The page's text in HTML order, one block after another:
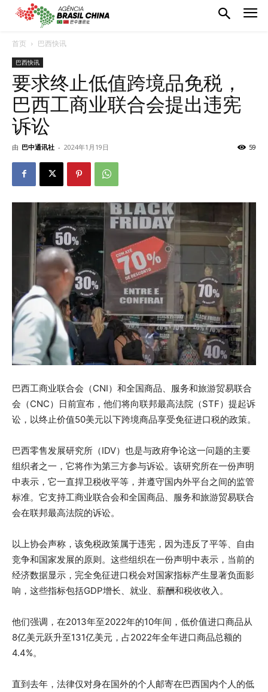
首页 巴西快讯
巴西快讯
要求终止低值跨境品免税，
巴西工商业联合会提出违宪
诉讼
由 巴中通讯社 - 2024年1月19日 59
巴西工商业联合会（CNI）和全国商品、服务和旅游贸易联合
会（CNC）日前宣布，他们将向联邦最高法院（STF）提起诉
讼，以终止价值50美元以下跨境商品享受免征进口税的政策。
巴西零售发展研究所（IDV）也是与政府争论这一问题的主要
组织者之一，它将作为第三方参与诉讼。该研究所在一份声明
中表示，它一直捍卫税收平等，并遵守国内外平台之间的监管
标准。它支持工商业联合会和全国商品、服务和旅游贸易联合
会在联邦最高法院的诉讼。
以上协会声称，该免税政策属于违宪，因为违反了平等、自由
竞争和国家发展的原则。这些组织在一份声明中表示，当前的
经济数据显示，完全免征进口税会对国家指标产生显著负面影
响，这些指标包括GDP增长、就业、薪酬和税收收入。
他们强调，在2013年至2022年的10年间，低价值进口商品从
8亿美元跃升至131亿美元，占2022年全年进口商品总额的
4.4%。
直到去年，法律仅对身在国外的个人邮寄在巴西国内个人的低